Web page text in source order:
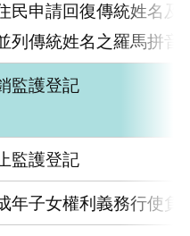
民申請回復傳統姓名及
列傳統姓名之羅馬拼音
監護登記
監護登記
年子女權利義務行使負